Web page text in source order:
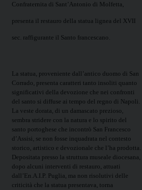
Confraternita di Sant’Antonio di Molfetta,
presenta il restauro della statua lignea del XVII
sec. raffigurante il Santo francescano.
La statua, proveniente dall’antico duomo di San
Corrado, presenta caratteri tanto insoliti quanto
significativi della devozione che nei confronti
del santo si diffuse ai tempo del regno di Napoli.
La veste dorata, di un damascato prezioso,
sembra stridere con la natura e lo spirito del
santo portoghese che incontrò San Francesco
d’Assisi, se non fosse inquadrata nel contesto
storico, artistico e devozionale che l’ha prodotta.
Depositata presso la struttura museale diocesana,
dopo alcuni interventi di restauro, attuati
dall’En.A.I.P. Puglia, ma non risolutivi delle
criticità che la statua presentava, torna